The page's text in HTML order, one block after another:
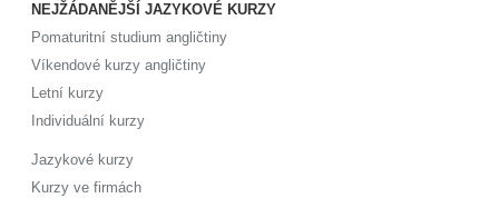
NEJŽÁDANĚJŠÍ JAZYKOVÉ KURZY
Pomaturitní studium angličtiny
Víkendové kurzy angličtiny
Letní kurzy
Individuální kurzy
Jazykové kurzy
Kurzy ve firmách